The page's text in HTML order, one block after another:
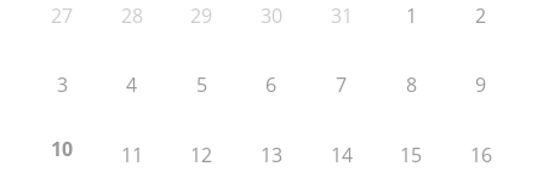
27 28 29 30 31 1 2
3 4 5 6 7 8 9
10 11 12 13 14 15 16